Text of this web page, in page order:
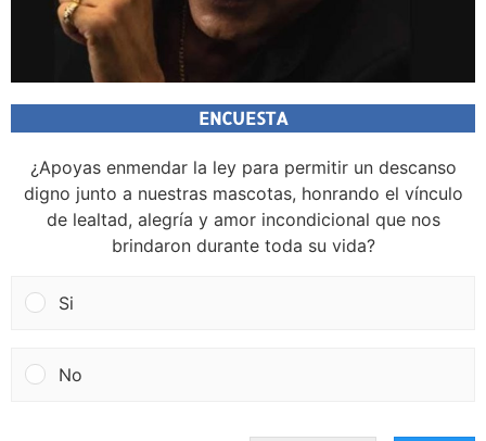
ENCUESTA
¿Apoyas enmendar la ley para permitir un descanso
digno junto a nuestras mascotas, honrando el vínculo
de lealtad, alegría y amor incondicional que nos
brindaron durante toda su vida?
Si
No